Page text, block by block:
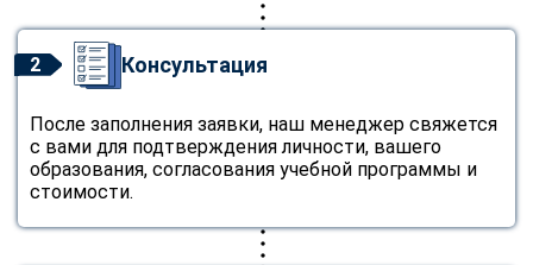
2 Консультация
После заполнения заявки, наш менеджер свяжется
с вами для подтверждения личности, вашего
образования, согласования учебной программы и
стоимости.